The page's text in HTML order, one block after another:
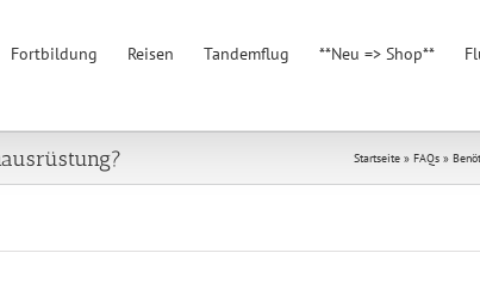
Fortbildung Reisen Tandemflug **Neu => Shop**
Startseite » FAQs »